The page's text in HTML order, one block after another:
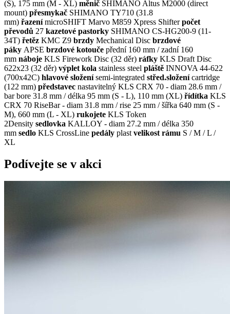
(S), 175 mm (M - XL) měnič SHIMANO Altus M2000 (direct
mount) přesmykač SHIMANO TY710 (31.8
mm) řazenímicroSHIFT Marvo M859 Xpress Shifterpočet
převodů 27 kazetové pastorky SHIMANO CS-HG200-9 (11-
34T) řetěz KMC Z9 brzdy Mechanical Disc brzdové
páky APSE brzdové kotouče přední 160 mm / zadní 160
mm náboje KLS Firework Disc (32 děr) ráfky KLS Draft Disc
622x23 (32 děr) výplet kola stainless steel pláště INNOVA 44-622
(700x42C) hlavové složenísemi-integrated střed.složenícartridge
(122 mm) představec nastavitelný KLS CRX 70 - diam 28.6 mm /
bar bore 31.8 mm / délka 95 mm (S - L), 110 mm (XL) řídítka KLS
CRX 70 RiseBar - diam 31.8 mm / rise 25 mm / šířka 640 mm (S -
M), 660 mm (L - XL) rukojete KLS Token
2Density sedlovka KALLOY - diam 27.2 mm / délka 350
mm sedlo KLS CrossLine pedály plast velikost rámu S / M / L /
XL
Podívejte se v akci